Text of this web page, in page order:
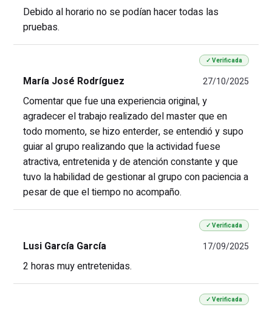
Debido al horario no se podían hacer todas las
pruebas.
✓ Verificada
María José Rodríguez 27/10/2025
Comentar que fue una experiencia original, y
agradecer el trabajo realizado del master que en
todo momento, se hizo enterder, se entendió y supo
guiar al grupo realizando que la actividad fuese
atractiva, entretenida y de atención constante y que
tuvo la habilidad de gestionar al grupo con paciencia a
pesar de que el tiempo no acompaño.
✓ Verificada
Lusi García García 17/09/2025
2 horas muy entretenidas.
✓ Verificada